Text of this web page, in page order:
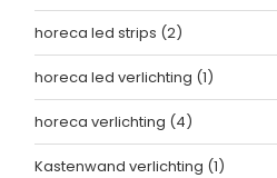
horeca led strips (2)
horeca led verlichting (1)
horeca verlichting (4)
Kastenwand verlichting (1)